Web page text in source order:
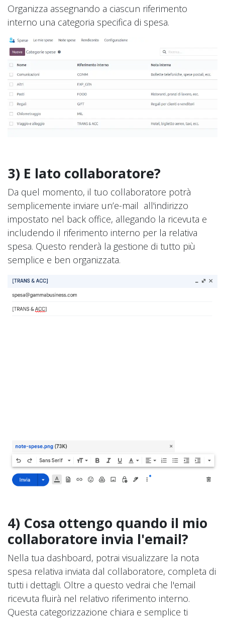
Organizza assegnando a ciascun riferimento
interno una categoria specifica di spesa.
3) E lato collaboratore?
Da quel momento, il tuo collaboratore potrà
semplicemente inviare un’e-mail all'indirizzo
impostato nel back office, allegando la ricevuta e
includendo il riferimento interno per la relativa
spesa. Questo renderà la gestione di tutto più
semplice e ben organizzata.
4) Cosa ottengo quando il mio
collaboratore invia l'email?
Nella tua dashboard, potrai visualizzare la nota
spesa relativa inviata dal collaboratore, completa di
tutti i dettagli. Oltre a questo vedrai che l'email
ricevuta fluirà nel relativo riferimento interno.
Questa categorizzazione chiara e semplice ti